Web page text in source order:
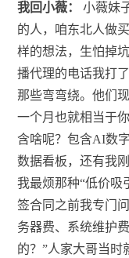
我回小薇：
小薇妹
的人，咱东北人做
样的想法，生怕掉
播代理的电话我打
那些弯弯绕。他们
一个月也就相当于
含啥呢？包含AI数
数据看板，还有我
我最烦那种“低价吸
签合同之前我专门
务器费、系统维护
的？”人家大哥当时